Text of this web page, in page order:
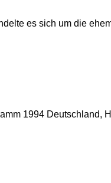
es sich um die
1994 Deutschland,